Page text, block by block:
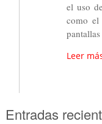
el uso
como el
Leer
Entradas